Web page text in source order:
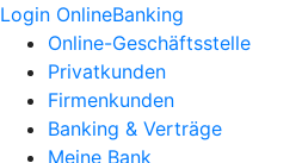
Login OnlineBanking
Online-Geschäftsstelle
Privatkunden
Firmenkunden
Banking & Verträge
Meine Bank